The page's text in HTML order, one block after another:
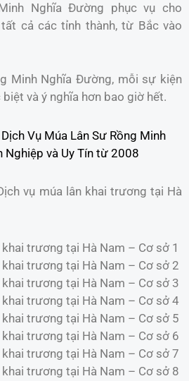
Nghĩa Đường phục vụ cho
cả các tỉnh thành, từ Bắc vào
Minh Nghĩa Đường, mỗi sự kiện
và ý nghĩa hơn bao giờ hết.
Dịch Vụ Múa Lân Sư Rồng Minh
Nghiệp và Uy Tín từ 2008
vụ múa lân khai trương tại Hà
khai trương tại Hà Nam – Cơ sở 1
khai trương tại Hà Nam – Cơ sở 2
khai trương tại Hà Nam – Cơ sở 3
khai trương tại Hà Nam – Cơ sở 4
khai trương tại Hà Nam – Cơ sở 5
khai trương tại Hà Nam – Cơ sở 6
khai trương tại Hà Nam – Cơ sở 7
khai trương tại Hà Nam – Cơ sở 8